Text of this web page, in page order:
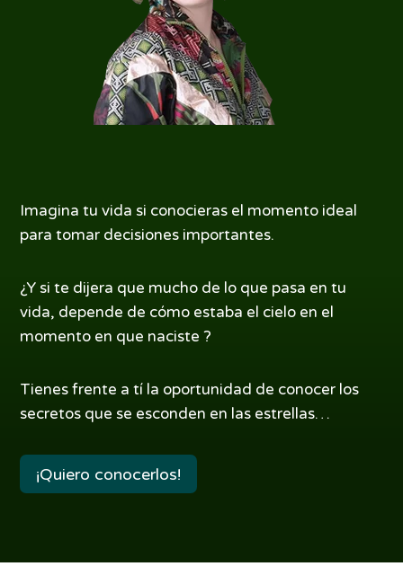
Imagina tu vida si conocieras el momento ideal
para tomar decisiones importantes.
¿Y si te dijera que mucho de lo que pasa en tu
vida, depende de cómo estaba el cielo en el
momento en que naciste ?
Tienes frente a tí la oportunidad de conocer los
secretos que se esconden en las estrellas…
¡Quiero conocerlos!